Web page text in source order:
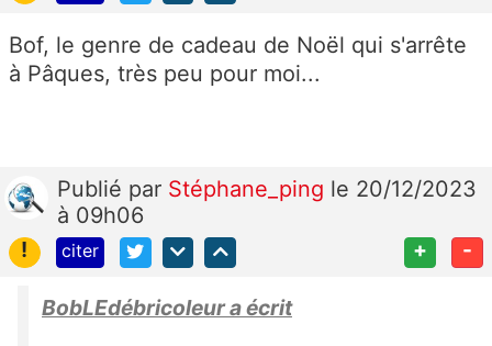
Bof, le genre de cadeau de Noël qui s'arrête
à Pâques, très peu pour moi...
Publié par Stéphane_ping le 20/12/2023
à 09h06
!
citer + -
BobLEdébricoleur a écrit